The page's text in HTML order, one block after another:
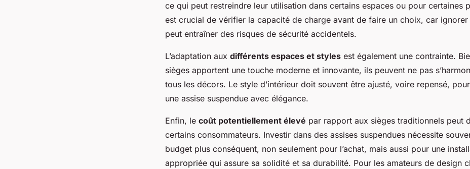
ce qui peut restreindre leur utilisation dans certains espaces ou pour certaines
est crucial de vérifier la capacité de charge avant de faire un choix, car
peut entraîner des risques de sécurité accidentels.
L’adaptation aux différents espaces et styles est également une contrainte.
sièges apportent une touche moderne et innovante, ils peuvent ne pas
tous les décors. Le style d’intérieur doit souvent être ajusté, voire repensé,
une assise suspendue avec élégance.
Enfin, le coût potentiellement élevé par rapport aux sièges traditionnels peut
certains consommateurs. Investir dans des assises suspendues nécessite
budget plus conséquent, non seulement pour l’achat, mais aussi pour une
appropriée qui assure sa solidité et sa durabilité. Pour les amateurs de design